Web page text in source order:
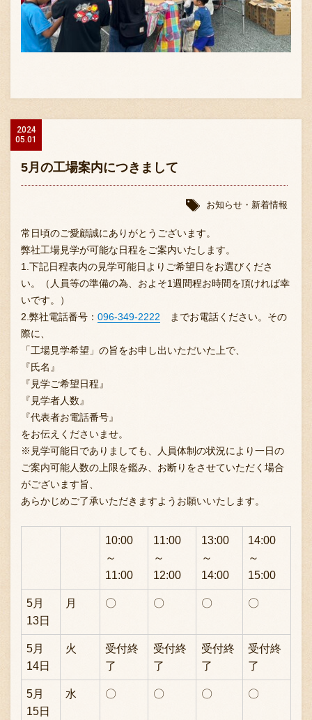
2024
05.01
5月の工場案内につきまして
お知らせ・新着情報
常日頃のご愛顧誠にありがとうございます。
弊社工場見学が可能な日程をご案内いたします。
1.下記日程表内の見学可能日よりご希望日をお選びくださ
い。（人員等の準備の為、およそ1週間程お時間を頂ければ幸
いです。）
2.弊社電話番号： 096-349-2222 までお電話ください。その
際に、
「工場見学希望」の旨をお申し出いただいた上で、
『氏名』
『見学ご希望日程』
『見学者人数』
『代表者お電話番号』
をお伝えくださいませ。
※見学可能日でありましても、人員体制の状況により一日の
ご案内可能人数の上限を鑑み、お断りをさせていただく場合
がございます旨、
あらかじめご了承いただきますようお願いいたします。
10:00
～
11:00
11:00
～
12:00
13:00
～
14:00
14:00
～
15:00
5月
13日
月 〇 〇 〇 〇
5月
14日
火
受付終
了
受付終
了
受付終
了
受付終
了
5月
15日
水 〇 〇 〇 〇